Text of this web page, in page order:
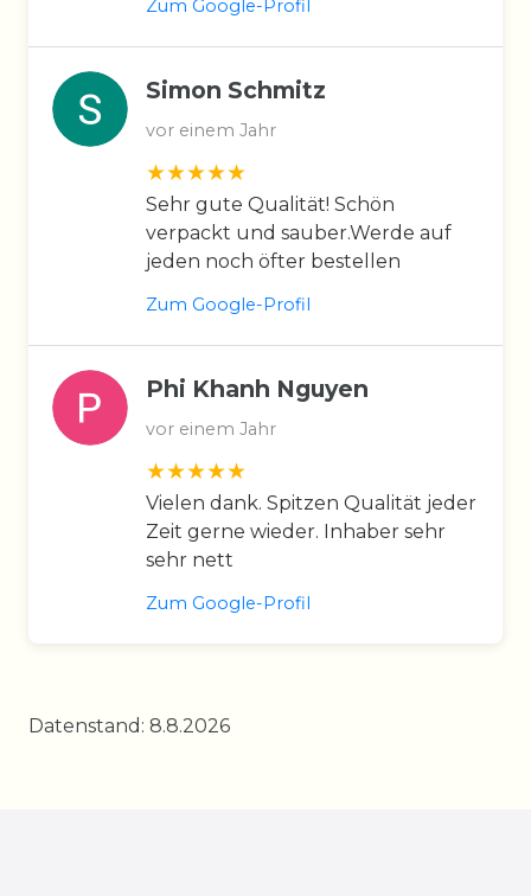
Zum Google-Profil
Simon Schmitz
vor einem Jahr
Sehr gute Qualität! Schön
verpackt und sauber.Werde auf
jeden noch öfter bestellen
Zum Google-Profil
Phi Khanh Nguyen
vor einem Jahr
Vielen dank. Spitzen Qualität jeder
Zeit gerne wieder. Inhaber sehr
sehr nett
Zum Google-Profil
Datenstand: 8.8.2026